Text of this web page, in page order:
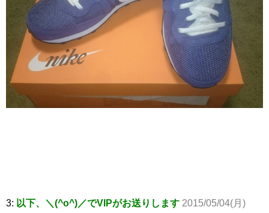
3: 以下、＼(^o^)／でVIPがお送りします 2015/05/04(月)